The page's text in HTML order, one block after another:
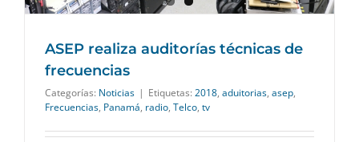
ASEP realiza auditorías técnicas de
frecuencias
Categorías: Noticias | Etiquetas: 2018, aduitorias, asep,
Frecuencias, Panamá, radio, Telco, tv